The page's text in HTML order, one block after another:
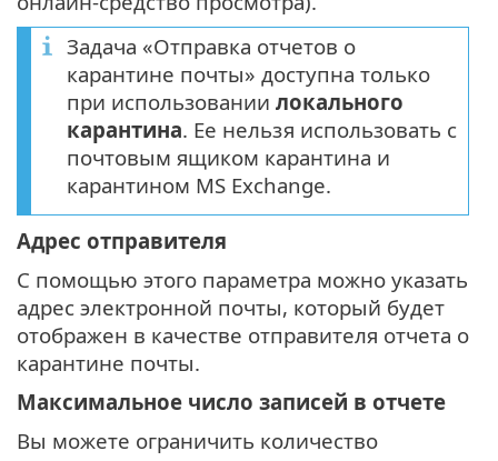
Задача «Отправка отчетов о
карантине почты» доступна только
при использовании локального
карантина. Ее нельзя использовать с
почтовым ящиком карантина и
карантином MS Exchange.
Адрес отправителя
С помощью этого параметра можно указать
адрес электронной почты, который будет
отображен в качестве отправителя отчета о
карантине почты.
Максимальное число записей в отчете
Вы можете ограничить количество